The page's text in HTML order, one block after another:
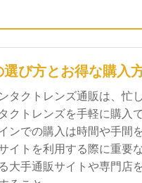
び方とお得な購入
タクトレンズ通販は、忙
クトレンズを手軽に購入
ンでの購入は時間や手間
イトを利用する際に重要
大手通販サイトや専門店